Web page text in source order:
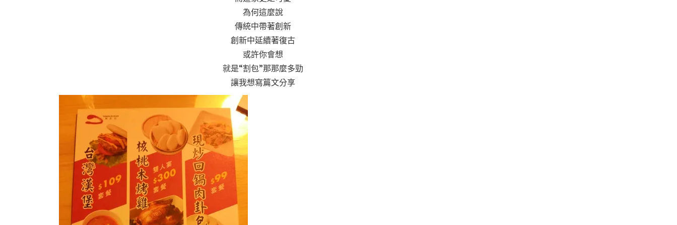
為何這麼說
傳統中帶著創新
創新中延續著復古
或許你會想
就是“割包”那那麼多勁
讓我想寫篇文分享